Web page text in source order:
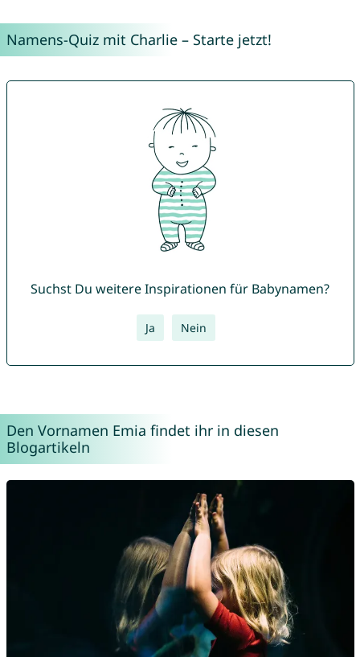
Namens-Quiz mit Charlie – Starte jetzt!
Suchst Du weitere Inspirationen für Babynamen?
Ja Nein
Den Vornamen Emia findet ihr in diesen
Blogartikeln